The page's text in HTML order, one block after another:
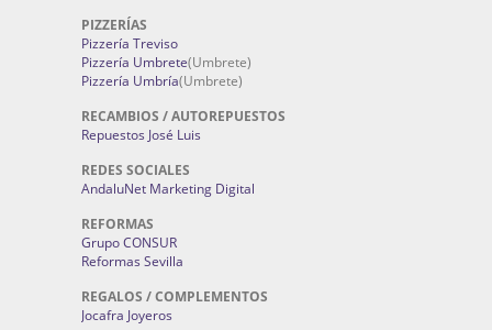
PIZZERÍAS
Pizzería Treviso
Pizzería Umbrete(Umbrete)
Pizzería Umbría(Umbrete)
RECAMBIOS / AUTOREPUESTOS
Repuestos José Luis
REDES SOCIALES
AndaluNet Marketing Digital
REFORMAS
Grupo CONSUR
Reformas Sevilla
REGALOS / COMPLEMENTOS
Jocafra Joyeros